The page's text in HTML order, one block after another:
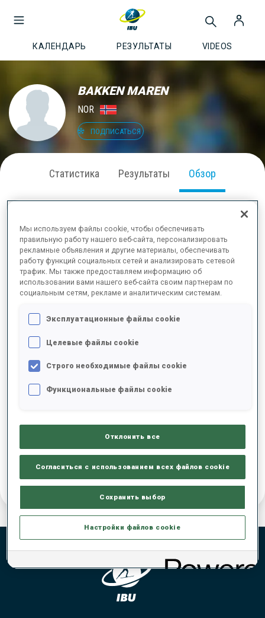
КАЛЕНДАРЬ РЕЗУЛЬТАТЫ VIDEOS
BAKKEN MAREN
NOR
ПОДПИСАТЬСЯ
Статистика Результаты Обзор
ИНФОРМАЦИЯ
ДАТА РОЖДЕНИЯ
28 МАР. 2001
Мы используем файлы cookie, чтобы обеспечивать
правильную работу нашего веб-сайта, персонализировать
рекламные объявления и другие материалы, обеспечивать
работу функций социальных сетей и анализировать сетевой
трафик. Мы также предоставляем информацию об
использовании вами нашего веб-сайта своим партнерам по
социальным сетям, рекламе и аналитическим системам.
Эксплуатационные файлы cookie
Целевые файлы cookie
Строго необходимые файлы cookie
Функциональные файлы cookie
Отклонить все
Согласиться с использованием всех файлов cookie
Сохранить выбор
Настройки файлов cookie